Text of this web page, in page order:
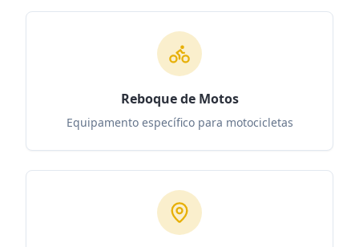
Reboque de Motos
Equipamento específico para motocicletas